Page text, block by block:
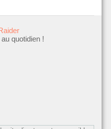
quotidien !